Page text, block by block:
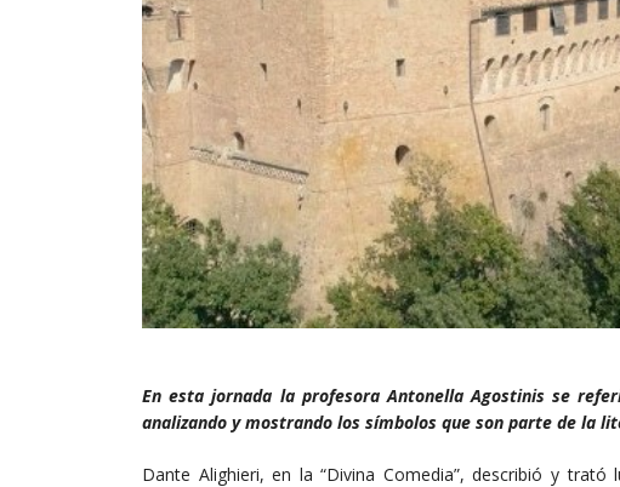
En esta jornada la profesora Antonella Agostinis se
analizando y mostrando los símbolos que son parte de la
Dante Alighieri, en la “Divina Comedia”, describió y